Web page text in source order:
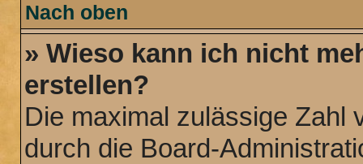
Nach oben
» Wieso kann ich nicht
erstellen?
Die maximal zulässige Zahl
durch die Board-